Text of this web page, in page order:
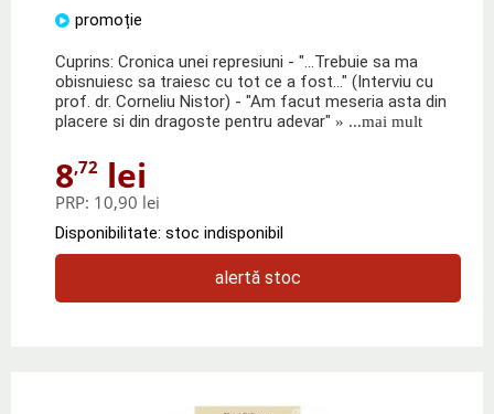
promoție
Cuprins: Cronica unei represiuni - "...Trebuie sa ma
obisnuiesc sa traiesc cu tot ce a fost..." (Interviu cu
prof. dr. Corneliu Nistor) - "Am facut meseria asta din
placere si din dragoste pentru adevar" » ...mai mult
8,72 lei
PRP: 10,90 lei
Disponibilitate: stoc indisponibil
alertă stoc